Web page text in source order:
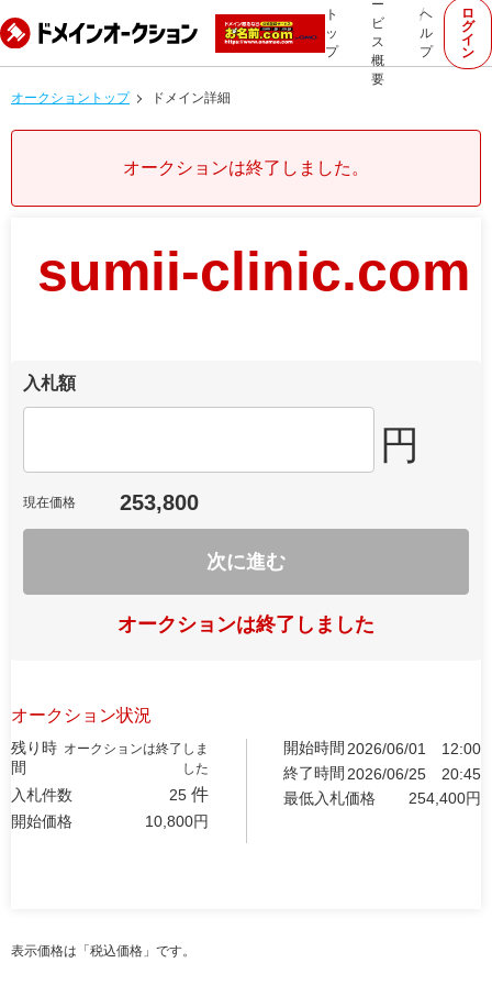
ト
ッ
プ
ー
ビ
ス
概
要
ヘ
ル
プ
ロ
グ
イ
ン
オークショントップ ドメイン詳細
オークションは終了しました。
sumii-clinic.com
入札額
円
現在価格 253,800
次に進む
オークションは終了しました
オークション状況
残り時
間
オークションは終了しま
した
入札件数 25 件
開始価格 10,800円
開始時間 2026/06/01
12:00
終了時間 2026/06/25
20:45
最低入札価格
254,400円
表示価格は「税込価格」です。